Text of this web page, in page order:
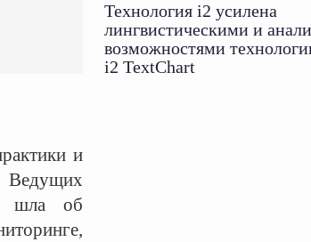
и
шла об
Технология i2 усилена
лингвистическими и
возможностями
i2 TextChart